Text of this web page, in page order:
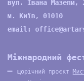
вул. Івана Мазепи,
м. Київ, 01010
email:
Міжнародний
—
щорічний проєкт